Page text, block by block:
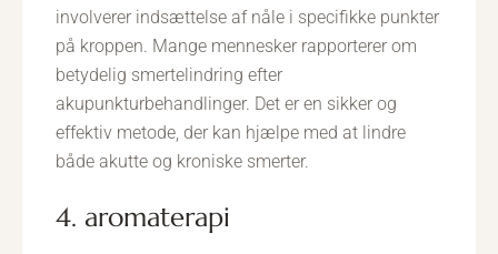
involverer indsættelse af nåle i specifikke punkter
på kroppen. Mange mennesker rapporterer om
betydelig smertelindring efter
akupunkturbehandlinger. Det er en sikker og
effektiv metode, der kan hjælpe med at lindre
både akutte og kroniske smerter.
4. aromaterapi